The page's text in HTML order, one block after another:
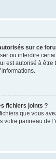
sur ce
ou interdire
est autorisé à être
fichiers joints ?
que vous
votre panneau de